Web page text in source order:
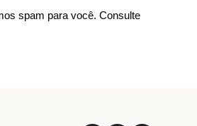
spam para você. Consulte